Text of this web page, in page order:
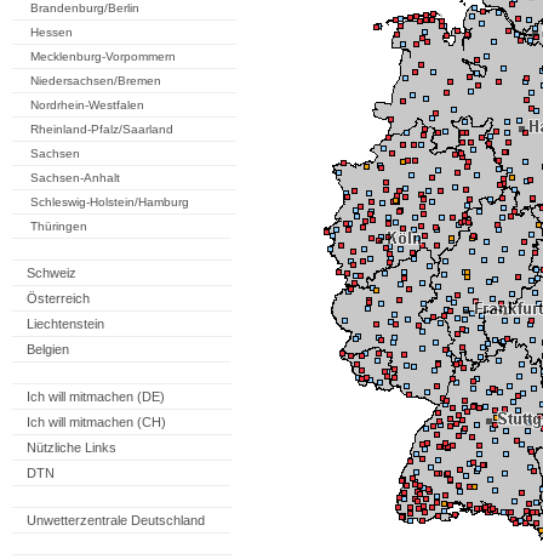
Brandenburg/Berlin
Hessen
Mecklenburg-Vorpommern
Niedersachsen/Bremen
Nordrhein-Westfalen
Rheinland-Pfalz/Saarland
Sachsen
Sachsen-Anhalt
Schleswig-Holstein/Hamburg
Thüringen
Schweiz
Österreich
Liechtenstein
Belgien
Ich will mitmachen (DE)
Ich will mitmachen (CH)
Nützliche Links
DTN
Unwetterzentrale Deutschland